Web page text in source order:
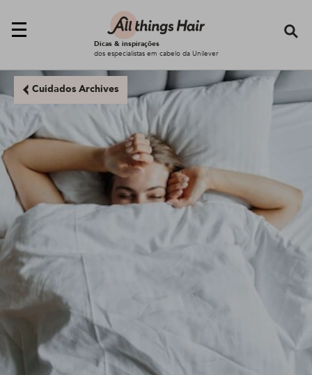
Dicas & inspirações
dos especialistas em cabelo da Unilever
Cuidados Archives